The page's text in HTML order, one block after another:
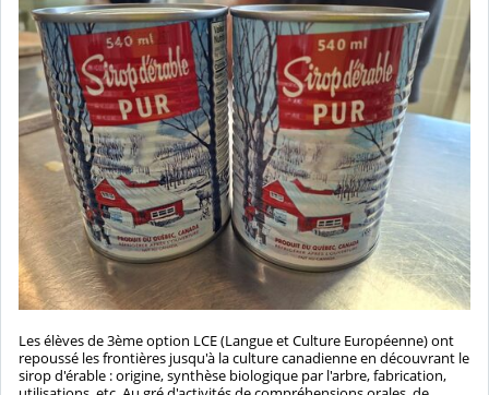
Les élèves de 3ème option LCE (Langue et Culture Européenne) ont
repoussé les frontières jusqu'à la culture canadienne en découvrant le
sirop d'érable : origine, synthèse biologique par l'arbre, fabrication,